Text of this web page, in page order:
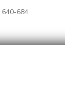
640-684